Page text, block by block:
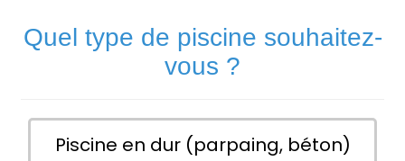
Quel type de piscine souhaitez-
vous ?
Piscine en dur (parpaing, béton)